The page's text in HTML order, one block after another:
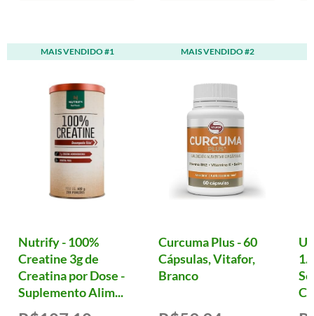
MAIS VENDIDO #1
Nutrify - 100%
Creatine 3g de
Creatina por Dose -
Suplemento Alim...
MAIS VENDIDO #2
Curcuma Plus - 60
Cápsulas, Vitafor,
Branco